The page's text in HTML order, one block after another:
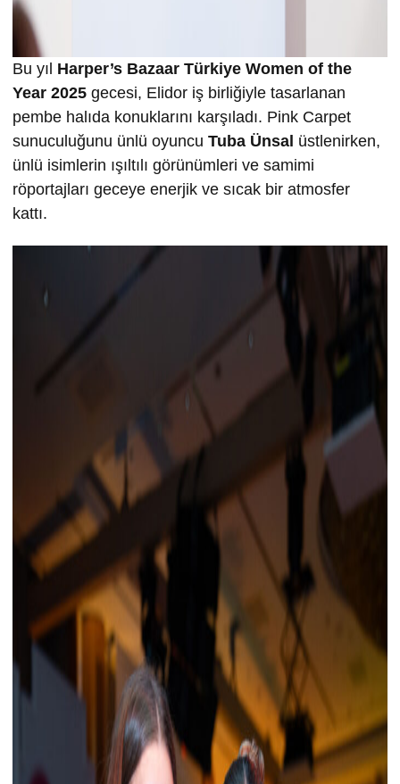
Bu yıl Harper’s Bazaar Türkiye Women of the
Year 2025 gecesi, Elidor iş birliğiyle tasarlanan
pembe halıda konuklarını karşıladı. Pink Carpet
sunuculuğunu ünlü oyuncu Tuba Ünsal üstlenirken,
ünlü isimlerin ışıltılı görünümleri ve samimi
röportajları geceye enerjik ve sıcak bir atmosfer
kattı.